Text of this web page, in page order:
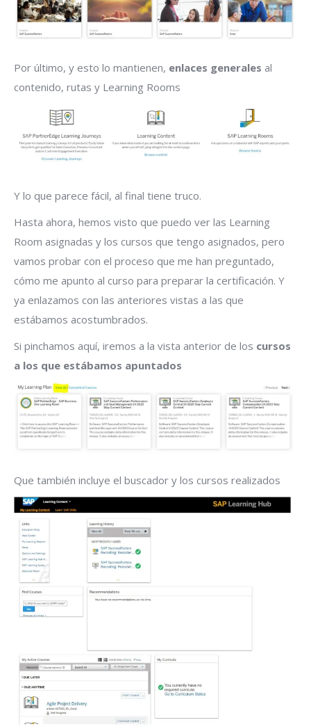
Por último, y esto lo mantienen, enlaces generales al
contenido, rutas y Learning Rooms
Y lo que parece fácil, al final tiene truco.
Hasta ahora, hemos visto que puedo ver las Learning
Room asignadas y los cursos que tengo asignados, pero
vamos probar con el proceso que me han preguntado,
cómo me apunto al curso para preparar la certificación. Y
ya enlazamos con las anteriores vistas a las que
estábamos acostumbrados.
Si pinchamos aquí, iremos a la vista anterior de los cursos
a los que estábamos apuntados
Que también incluye el buscador y los cursos realizados